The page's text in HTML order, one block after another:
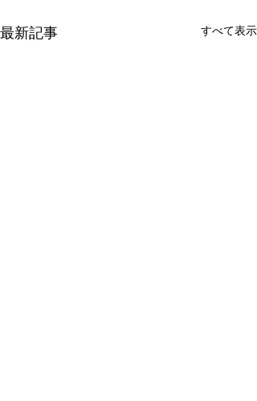
最新記事 すべて表示